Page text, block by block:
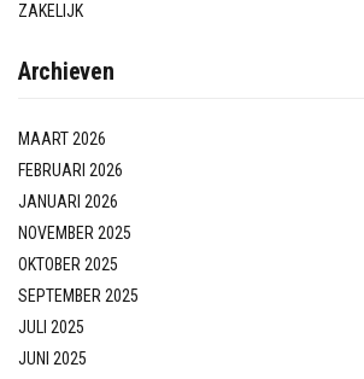
ZAKELIJK
Archieven
MAART 2026
FEBRUARI 2026
JANUARI 2026
NOVEMBER 2025
OKTOBER 2025
SEPTEMBER 2025
JULI 2025
JUNI 2025